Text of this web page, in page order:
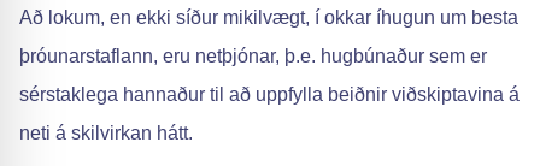
Að lokum, en ekki síður mikilvægt, í okkar íhugun um besta
þróunarstaflann, eru netþjónar, þ.e. hugbúnaður sem er
sérstaklega hannaður til að uppfylla beiðnir viðskiptavina á
neti á skilvirkan hátt.